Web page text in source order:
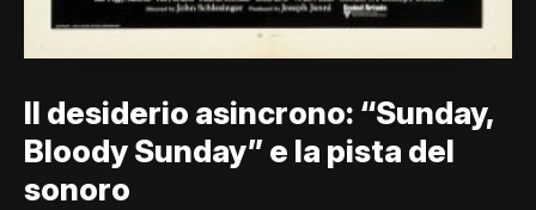
Il desiderio asincrono: “Sunday,
Bloody Sunday” e la pista del
sonoro